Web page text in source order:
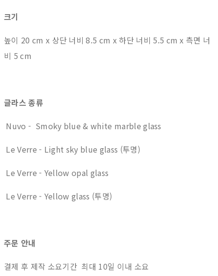
크기
높이 20 cm x 상단 너비 8.5 cm x 하단 너비 5.5 cm x 측면 너
비 5 cm
글라스 종류
Nuvo - Smoky blue & white marble glass
Le Verre - Light sky blue glass (투명)
Le Verre - Yellow opal glass
Le Verre - Yellow glass (투명)
주문 안내
결제 후 제작 소요기간 최대 10일 이내 소요